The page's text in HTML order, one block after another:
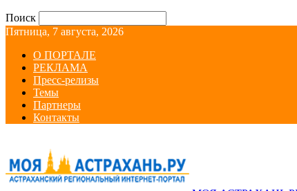
Поиск
Пятница, 7 августа, 2026
О ПОРТАЛЕ
РЕКЛАМА
Пресс-релизы
Темы
Партнеры
Контакты